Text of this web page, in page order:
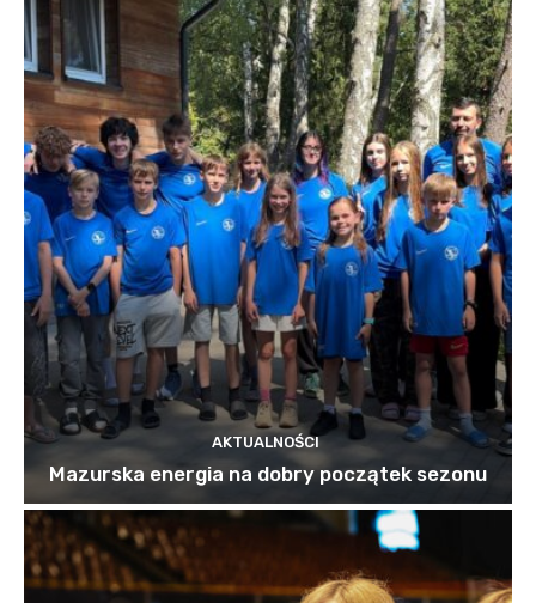
AKTUALNOŚCI
Mazurska energia na dobry początek sezonu